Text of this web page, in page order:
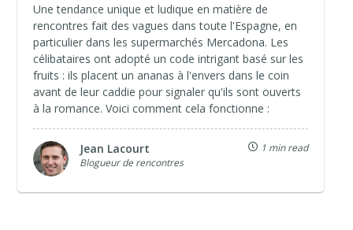
Une tendance unique et ludique en matière de
rencontres fait des vagues dans toute l'Espagne, en
particulier dans les supermarchés Mercadona. Les
célibataires ont adopté un code intrigant basé sur les
fruits : ils placent un ananas à l'envers dans le coin
avant de leur caddie pour signaler qu'ils sont ouverts
à la romance. Voici comment cela fonctionne :
Jean Lacourt
Blogueur de rencontres
1 min read